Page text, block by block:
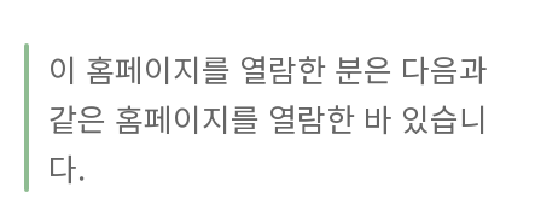
이 홈페이지를 열람한 분은 다음과
같은 홈페이지를 열람한 바 있습니
다.